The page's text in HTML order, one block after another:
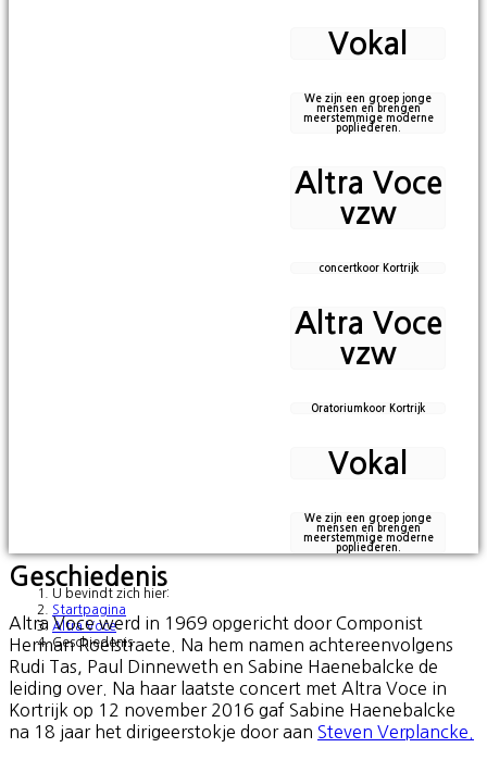
Vokal
We zijn een groep jonge
mensen en brengen
meerstemmige moderne
popliederen.
Altra Voce
vzw
concertkoor Kortrijk
Altra Voce
vzw
Oratoriumkoor Kortrijk
Vokal
We zijn een groep jonge
mensen en brengen
meerstemmige moderne
popliederen.
U bevindt zich hier:
Startpagina
Altra Voce
Geschiedenis
Geschiedenis
Altra Voce werd in 1969 opgericht door Componist
Herman Roelstraete. Na hem namen achtereenvolgens
Rudi Tas, Paul Dinneweth en Sabine Haenebalcke de
leiding over. Na haar laatste concert met Altra Voce in
Kortrijk op 12 november 2016 gaf Sabine Haenebalcke
na 18 jaar het dirigeerstokje door aan Steven Verplancke